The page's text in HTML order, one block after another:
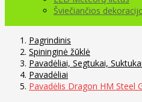
Šviečiančios
Pagrindinis
Spininginė žūklė
Pavadėliai, Segtukai, Suktukai
Pavadėliai
Pavadėlis Dragon HM Steel